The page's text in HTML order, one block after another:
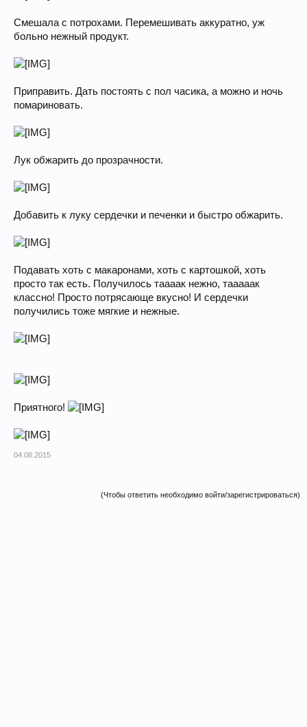
Смешала с потрохами. Перемешивать аккуратно, уж
больно нежный продукт.
Приправить. Дать постоять с пол часика, а можно и ночь
помариновать.
Лук обжарить до прозрачности.
Добавить к луку сердечки и печенки и быстро обжарить.
Подавать хоть с макаронами, хоть с картошкой, хоть
просто так есть. Получилось таааак нежно, тааааак
классно! Просто потрясающе вкусно! И сердечки
получились тоже мягкие и нежные.
Приятного!
04.08.2015
(Чтобы ответить необходимо войти/зарегистрироваться)